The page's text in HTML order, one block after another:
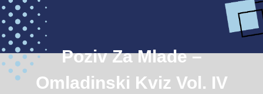
Poziv Za Mlade –
Omladinski Kviz Vol. IV